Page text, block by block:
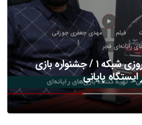
فیلم
مهدی جعفری جوزانی
رایانه‌ای فجر
فیلم / اخبار نیمروزی شبکه ۱ / جشنواره بازی
پایانی